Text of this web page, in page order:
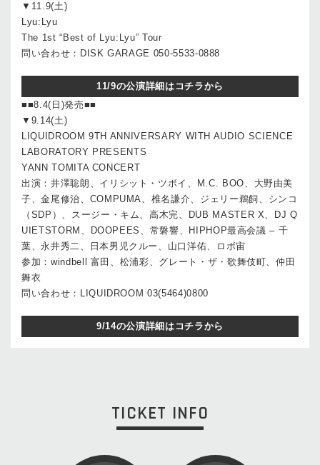
▼11.9(土)
Lyu:Lyu
The 1st “Best of Lyu:Lyu” Tour
問い合わせ：DISK GARAGE 050-5533-0888
11/9の公演詳細はコチラから
■■8.4(日)発売■■
▼9.14(土)
LIQUIDROOM 9TH ANNIVERSARY WITH AUDIO SCIENCE
LABORATORY PRESENTS
YANN TOMITA CONCERT
出演：井澤聡朗、イリシット・ツボイ、M.C. BOO、大野由美
子、金尾修治、COMPUMA、椎名謙介、ジェリー鵜飼、シンコ
（SDP）、スージー・キム、高木完、DUB MASTER X、DJ Q
UIETSTORM、DOOPEES、常磐響、HIPHOP最高会議 – 千
葉、永井秀二、日本男児クルー、山口洋佑、ロボ宙
参加：windbell 富田、松浦彩、グレート・ザ・歌舞伎町、仲田
舞衣
問い合わせ：LIQUIDROOM 03(5464)0800
9/14の公演詳細はコチラから
TICKET INFO